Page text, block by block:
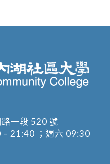
一段 520 號
– 21:40 ；週六 09:30